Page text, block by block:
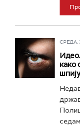
СРЕДА,
како